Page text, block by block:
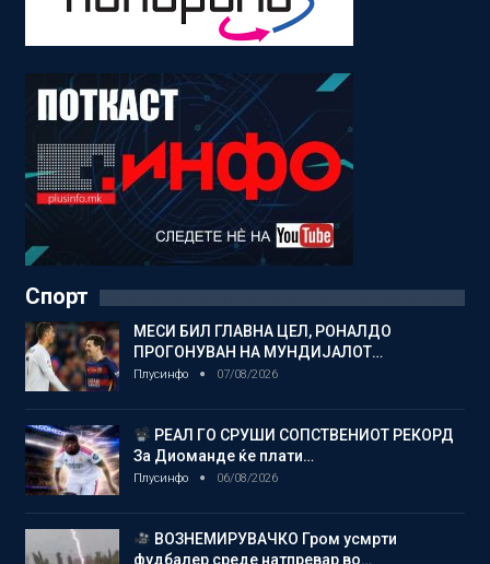
Спорт
МЕСИ БИЛ ГЛАВНА ЦЕЛ, РОНАЛДО
ПРОГОНУВАН НА МУНДИЈАЛОТ…
Плусинфо 07/08/2026
РЕАЛ ГО СРУШИ СОПСТВЕНИОТ РЕКОРД
За Диоманде ќе плати…
Плусинфо 06/08/2026
ВОЗНЕМИРУВАЧКО Гром усмрти
фудбалер среде натпревар во…